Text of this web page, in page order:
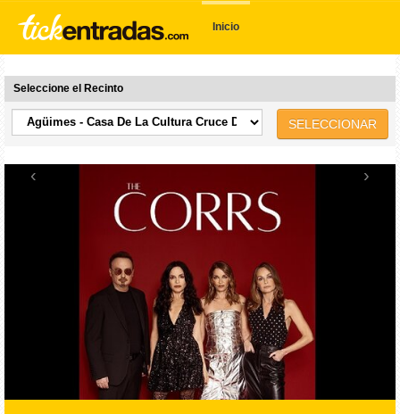
Inicio
Seleccione el Recinto
SELECCIONAR
‹ ›